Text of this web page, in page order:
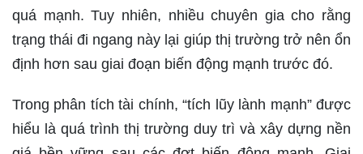
quá mạnh. Tuy nhiên, nhiều chuyên gia cho rằng
trạng thái đi ngang này lại giúp thị trường trở nên ổn
định hơn sau giai đoạn biến động mạnh trước đó.
Trong phân tích tài chính, “tích lũy lành mạnh” được
hiểu là quá trình thị trường duy trì và xây dựng nền